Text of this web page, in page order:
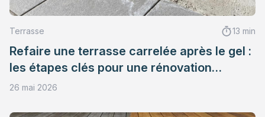
Terrasse 13 min
Refaire une terrasse carrelée après le gel :
les étapes clés pour une rénovation
durable
26 mai 2026